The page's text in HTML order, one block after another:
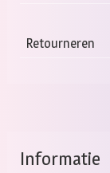
Retourneren
Informatie